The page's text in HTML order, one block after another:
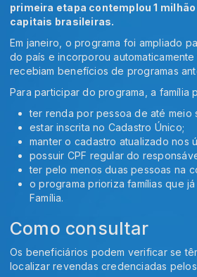
primeira etapa contemplou 1
capitais brasileiras.
Em janeiro, o programa foi ampliado
do país e incorporou automaticamente
recebiam benefícios de programas
Para participar do programa, a família
ter renda por pessoa de até meio
estar inscrita no Cadastro Único;
manter o cadastro atualizado nos
possuir CPF regular do
ter pelo menos duas pessoas na
o programa prioriza famílias que
Família.
Como consultar
Os beneficiários podem verificar se
localizar revendas credenciadas